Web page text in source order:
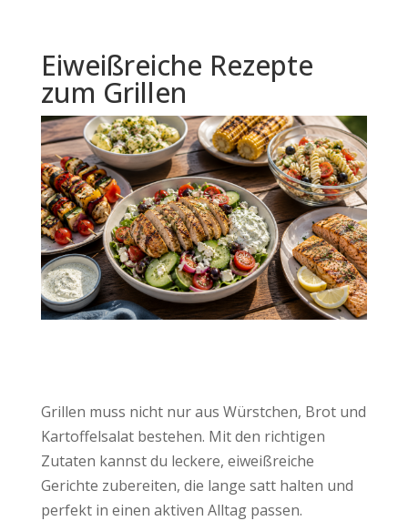
Eiweißreiche Rezepte
zum Grillen
Grillen muss nicht nur aus Würstchen, Brot und
Kartoffelsalat bestehen. Mit den richtigen
Zutaten kannst du leckere, eiweißreiche
Gerichte zubereiten, die lange satt halten und
perfekt in einen aktiven Alltag passen.